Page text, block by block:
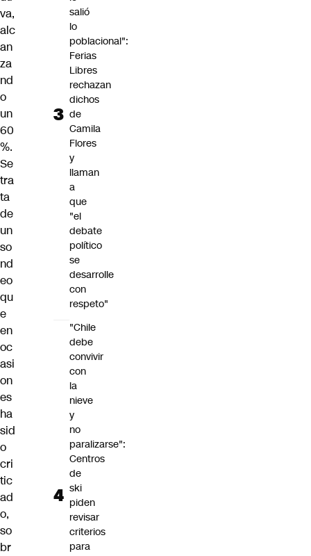
va,
alc
an
za
nd
o
un
60
%.
Se
tra
ta
de
un
so
nd
eo
qu
e
en
oc
asi
on
es
ha
sid
o
cri
tic
ad
o,
so
br
salió
lo
poblacional":
Ferias
Libres
rechazan
dichos
de
Camila
Flores
y
llaman
a
que
"el
debate
político
se
desarrolle
con
respeto"
"Chile
debe
convivir
con
la
nieve
y
no
paralizarse":
Centros
de
ski
piden
revisar
criterios
para